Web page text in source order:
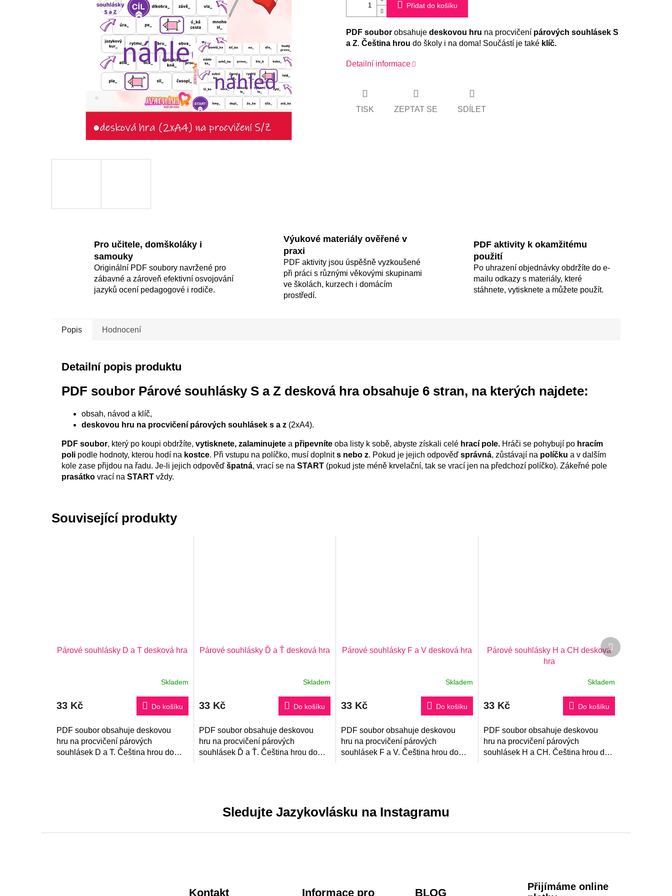
Přidat do košíku
PDF soubor obsahuje deskovou hru na procvičení párových souhlásek S
a Z. Čeština hrou do školy i na doma! Součástí je také klíč.
Detailní informace
TISK ZEPTAT SE SDÍLET
Pro učitele, domškoláky i
samouky
Originální PDF soubory navržené pro
zábavné a zároveň efektivní osvojování
jazyků ocení pedagogové i rodiče.
Výukové materiály ověřené v
praxi
PDF aktivity jsou úspěšně vyzkoušené
při práci s různými věkovými skupinami
ve školách, kurzech i domácím
prostředí.
PDF aktivity k okamžitému
použití
Po uhrazení objednávky obdržíte do e-
mailu odkazy s materiály, které
stáhnete, vytisknete a můžete použít.
Popis Hodnocení
Detailní popis produktu
PDF soubor Párové souhlásky S a Z desková hraobsahuje 6 stran, na kterých najdete:
obsah, návod a klíč,
deskovou hru na procvičení párových souhlásek s a z (2xA4).
PDF soubor, který po koupi obdržíte, vytisknete, zalaminujete a připevníte oba listy k sobě, abyste získali celé hrací pole. Hráči se pohybují po hracím
poli podle hodnoty, kterou hodí na kostce. Při vstupu na políčko, musí doplnits nebo z. Pokud je jejich odpověď správná, zůstávají na políčku a v dalším
kole zase přijdou na řadu. Je-li jejich odpověď špatná, vrací se na START (pokud jste méně krvelační, tak se vrací jen na předchozí políčko). Zákeřné pole
prasátko vrací na START vždy.
Související produkty
Párové souhlásky D a T desková hra
Skladem
33 Kč Do košíku
PDF soubor obsahuje deskovou
hru na procvičení párových
souhlásek D a T. Čeština hrou do
Párové souhlásky Ď a Ť desková hra
Skladem
33 Kč Do košíku
PDF soubor obsahuje deskovou
hru na procvičení párových
souhlásek Ď a Ť. Čeština hrou do
Párové souhlásky F a V desková hra
Skladem
33 Kč Do košíku
PDF soubor obsahuje deskovou
hru na procvičení párových
souhlásek F a V. Čeština hrou do
Párové souhlásky H a CH desková
hra
Skladem
33 Kč Do košíku
PDF soubor obsahuje deskovou
hru na procvičení párových
souhlásek H a CH. Čeština hrou do
Další
produkt
Sledujte Jazykovlásku na Instagramu
Kontakt
Informace pro
BLOG
Přijímáme online